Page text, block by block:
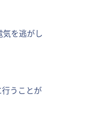
を逃がし
うことが